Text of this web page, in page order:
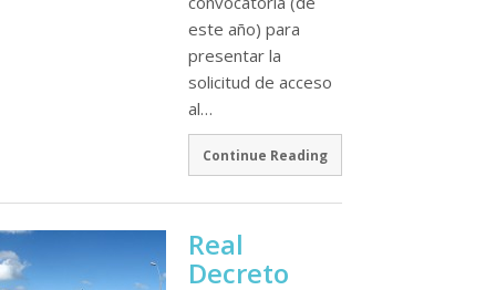
este año) para
presentar la
solicitud de acceso
al…
Continue Reading
Real
Decreto